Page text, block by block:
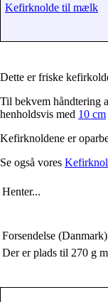
Kefirknolde til mælk
Dette er friske
Til bekvem håndtering
henholdsvis med 10 cm
Kefirknoldene er
Se også vores
Henter...
Forsendelse
Der er plads til 270 g